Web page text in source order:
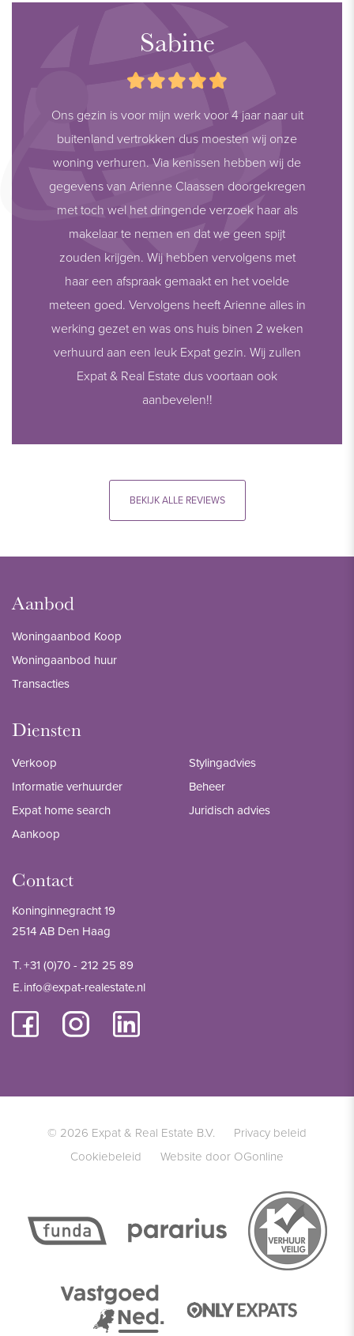
Sabine
Ons gezin is voor mijn werk voor 4 jaar naar uit
buitenland vertrokken dus moesten wij onze
woning verhuren. Via kenissen hebben wij de
gegevens van Arienne Claassen doorgekregen
met toch wel het dringende verzoek haar als
makelaar te nemen en dat we geen spijt
zouden krijgen. Wij hebben vervolgens met
haar een afspraak gemaakt en het voelde
meteen goed. Vervolgens heeft Arienne alles in
werking gezet en was ons huis binen 2 weken
verhuurd aan een leuk Expat gezin. Wij zullen
Expat & Real Estate dus voortaan ook
aanbevelen!!
BEKIJK ALLE REVIEWS
Aanbod
Woningaanbod Koop
Woningaanbod huur
Transacties
Diensten
Verkoop
Informatie verhuurder
Expat home search
Aankoop
Stylingadvies
Beheer
Juridisch advies
Contact
Koninginnegracht 19
2514 AB Den Haag
T.+31 (0)70 - 212 25 89
E.info@expat-realestate.nl
© 2026 Expat & Real Estate B.V.
Privacy beleid
Cookiebeleid
Website door OGonline